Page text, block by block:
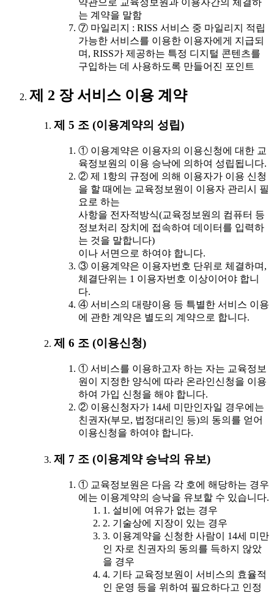
약관으로 교육정보원과 이용자간의 체결하
는 계약을 말함
⑦ 마일리지 : RISS 서비스 중 마일리지 적립
가능한 서비스를 이용한 이용자에게 지급되
며, RISS가 제공하는 특정 디지털 콘텐츠를
구입하는 데 사용하도록 만들어진 포인트
제 2 장 서비스 이용 계약
제 5 조 (이용계약의 성립)
① 이용계약은 이용자의 이용신청에 대한 교
육정보원의 이용 승낙에 의하여 성립됩니다.
② 제 1항의 규정에 의해 이용자가 이용 신청
을 할 때에는 교육정보원이 이용자 관리시 필
요로 하는
사항을 전자적방식(교육정보원의 컴퓨터 등
정보처리 장치에 접속하여 데이터를 입력하
는 것을 말합니다)
이나 서면으로 하여야 합니다.
③ 이용계약은 이용자번호 단위로 체결하며,
체결단위는 1 이용자번호 이상이어야 합니
다.
④ 서비스의 대량이용 등 특별한 서비스 이용
에 관한 계약은 별도의 계약으로 합니다.
제 6 조 (이용신청)
① 서비스를 이용하고자 하는 자는 교육정보
원이 지정한 양식에 따라 온라인신청을 이용
하여 가입 신청을 해야 합니다.
② 이용신청자가 14세 미만인자일 경우에는
친권자(부모, 법정대리인 등)의 동의를 얻어
이용신청을 하여야 합니다.
제 7 조 (이용계약 승낙의 유보)
① 교육정보원은 다음 각 호에 해당하는 경우
에는 이용계약의 승낙을 유보할 수 있습니다.
1. 설비에 여유가 없는 경우
2. 기술상에 지장이 있는 경우
3. 이용계약을 신청한 사람이 14세 미만
인 자로 친권자의 동의를 득하지 않았
을 경우
4. 기타 교육정보원이 서비스의 효율적
인 운영 등을 위하여 필요하다고 인정